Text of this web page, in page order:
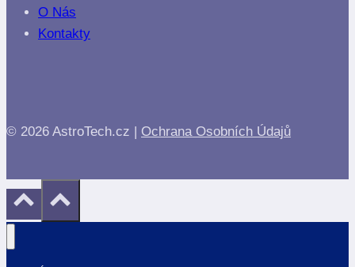
O Nás
Kontakty
© 2026 AstroTech.cz | Ochrana Osobních Údajů